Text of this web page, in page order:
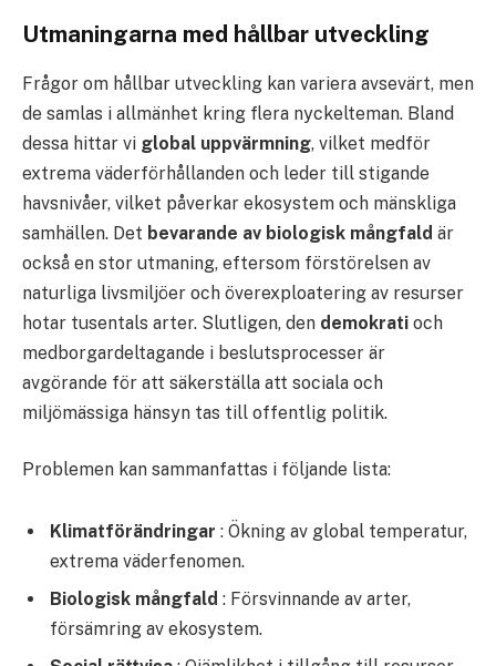
Utmaningarna med hållbar utveckling
Frågor om hållbar utveckling kan variera avsevärt, men
de samlas i allmänhet kring flera nyckelteman. Bland
dessa hittar vi global uppvärmning, vilket medför
extrema väderförhållanden och leder till stigande
havsnivåer, vilket påverkar ekosystem och mänskliga
samhällen. Det bevarande av biologisk mångfald är
också en stor utmaning, eftersom förstörelsen av
naturliga livsmiljöer och överexploatering av resurser
hotar tusentals arter. Slutligen, den demokrati och
medborgardeltagande i beslutsprocesser är
avgörande för att säkerställa att sociala och
miljömässiga hänsyn tas till offentlig politik.
Problemen kan sammanfattas i följande lista:
Klimatförändringar : Ökning av global temperatur,
extrema väderfenomen.
Biologisk mångfald : Försvinnande av arter,
försämring av ekosystem.